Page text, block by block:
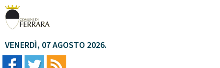
VENERDÌ, 07 AGOSTO 2026.